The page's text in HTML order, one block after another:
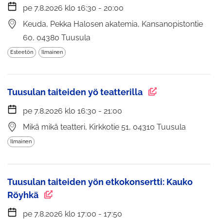
pe 7.8.2026 klo 16:30 - 20:00
Keuda, Pekka Halosen akatemia, Kansanopistontie
60, 04380 Tuusula
Esteetön Ilmainen
Tuusulan taiteiden yö teatterilla
pe 7.8.2026 klo 16:30 - 21:00
Mikä mikä teatteri, Kirkkotie 51, 04310 Tuusula
Ilmainen
Tuusulan taiteiden yön etkokonsertti: Kauko
Röyhkä
pe 7.8.2026 klo 17:00 - 17:50